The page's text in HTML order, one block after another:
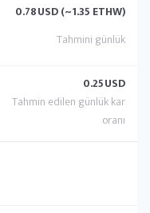
0.78USD (~1.35 ETHW)
0.25USD